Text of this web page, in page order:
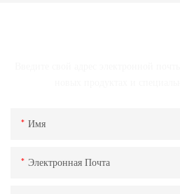
Имя
Электронная Почта